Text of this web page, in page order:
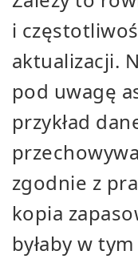
i
aktualizacji.
pod uwagę
przykład
zgodnie z
kopia
byłaby w